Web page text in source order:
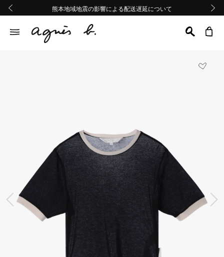
熊本地域地震の影響による配送遅延について
Summer Sale 2buy10%OFF!!
熊本地域地震の影響による配送遅延について
Summer Sale 2buy10%OFF!!
前の画像